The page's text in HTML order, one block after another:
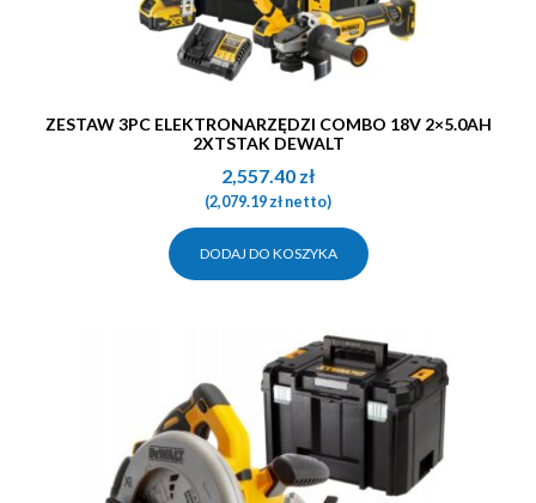
ZESTAW 3PC ELEKTRONARZĘDZI COMBO 18V 2×5.0AH
2XTSTAK DEWALT
2,557.40 zł
(2,079.19złnetto)
DODAJ DO KOSZYKA